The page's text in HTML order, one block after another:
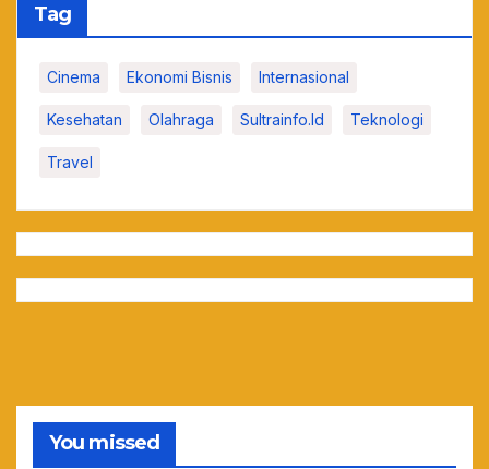
Tag
Cinema Ekonomi Bisnis Internasional
Kesehatan Olahraga Sultrainfo.id Teknologi
Travel
You missed